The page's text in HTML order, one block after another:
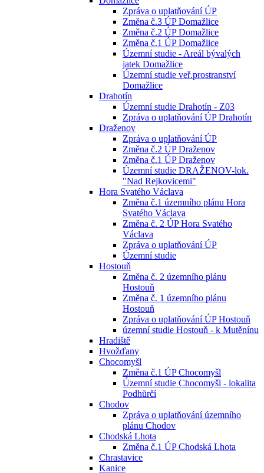
Zpráva o uplatňování ÚP
Změna č.3 ÚP Domažlice
Změna č.2 ÚP Domažlice
Změna č.1 ÚP Domažlice
Územní studie - Areál bývalých
jatek Domažlice
Územní studie veř.prostranství
Domažlice
Drahotín
Územní studie Drahotín - Z03
Zpráva o uplatňování ÚP Drahotín
Draženov
Zpráva o uplatňování ÚP
Změna č.2 ÚP Draženov
Změna č.1 ÚP Draženov
Územní studie DRAŽENOV-lok.
"Nad Rejkovicemi"
Hora Svatého Václava
Změna č.1 územního plánu Hora
Svatého Václava
Změna č. 2 ÚP Hora Svatého
Václava
Zpráva o uplatňování ÚP
Územní studie
Hostouň
Změna č. 2 územního plánu
Hostouň
Změna č. 1 územního plánu
Hostouň
Zpráva o uplatňování ÚP Hostouň
územní studie Hostouň - k Mutěnínu
Hradiště
Hvožďany
Chocomyšl
Změna č.1 ÚP Chocomyšl
Územní studie Chocomyšl - lokalita
Podhůrčí
Chodov
Zpráva o uplatňování územního
plánu Chodov
Chodská Lhota
Změna č.1 ÚP Chodská Lhota
Chrastavice
Kanice